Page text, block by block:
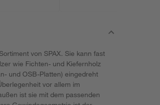
von SPAX. Sie kann fast
wie Fichten- und Kiefernholz
und OSB-Platten) eingedreht
vor allem im
ist sie mit dem passenden